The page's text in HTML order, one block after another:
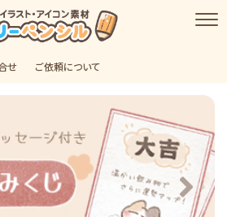
せ ご依頼について